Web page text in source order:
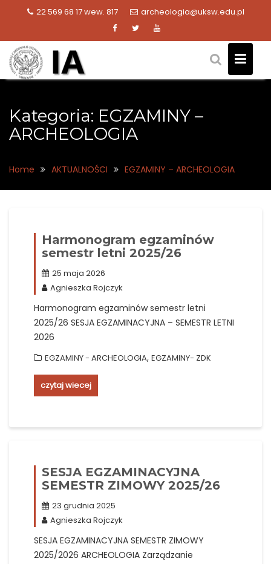
22 569 68 17 wew. 817 archeologia@uksw.edu.pl
Kategoria: EGZAMINY –
ARCHEOLOGIA
Home AKTUALNOŚCI EGZAMINY – ARCHEOLOGIA
Harmonogram egzaminów
semestr letni 2025/26
25 maja 2026
Agnieszka Rojczyk
Harmonogram egzaminów semestr letni
2025/26 SESJA EGZAMINACYJNA – SEMESTR LETNI
2026
EGZAMINY - ARCHEOLOGIA, EGZAMINY- ZDK
czytaj wiecej
SESJA EGZAMINACYJNA
SEMESTR ZIMOWY 2025/26
23 grudnia 2025
Agnieszka Rojczyk
SESJA EGZAMINACYJNA SEMESTR ZIMOWY
2025/2026 ARCHEOLOGIA Zarządzanie